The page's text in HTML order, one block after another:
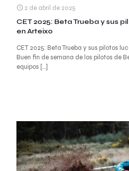
2 de abril de 2025
CET 2025: Beta Trueba y sus
en Arteixo
CET 2025: Beta Trueba y sus pilotos
Buen fin de semana de los pilotos de
equipos […]